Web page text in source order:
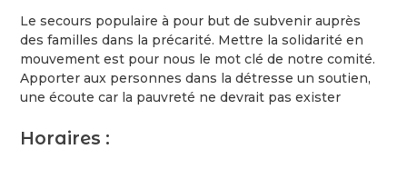
Le secours populaire à pour but de subvenir auprès
des familles dans la précarité. Mettre la solidarité en
mouvement est pour nous le mot clé de notre comité.
Apporter aux personnes dans la détresse un soutien,
une écoute car la pauvreté ne devrait pas exister
Horaires :